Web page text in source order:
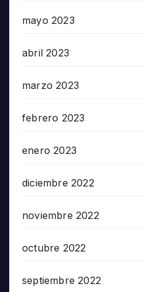
mayo 2023
abril 2023
marzo 2023
febrero 2023
enero 2023
diciembre 2022
noviembre 2022
octubre 2022
septiembre 2022